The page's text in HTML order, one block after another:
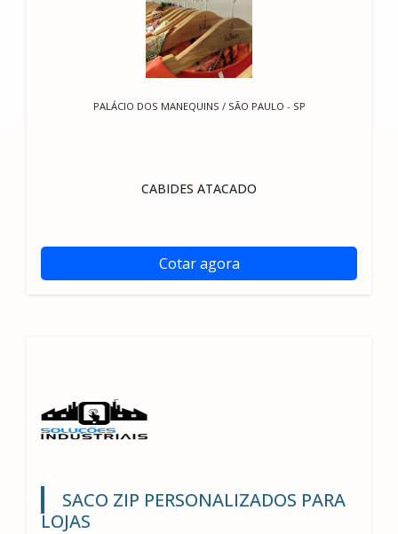
PALÁCIO DOS MANEQUINS / SÃO PAULO - SP
CABIDES ATACADO
Cotar agora
SACO ZIP PERSONALIZADOS PARA
LOJAS